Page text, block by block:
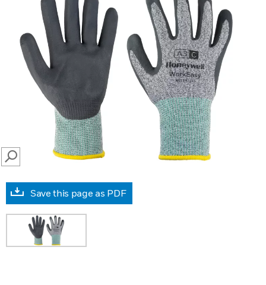
SEARCH
Save this page as PDF